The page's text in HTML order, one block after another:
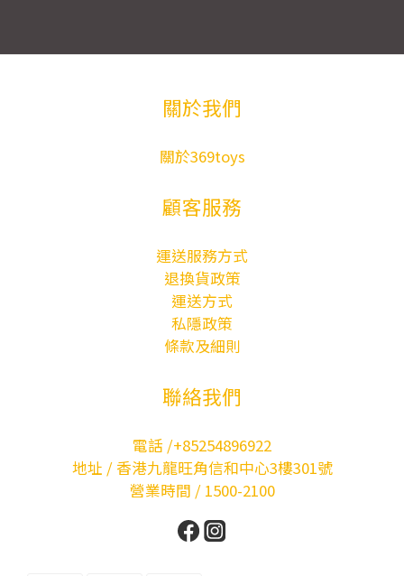
關於我們
關於369toys
顧客服務
運送服務方式
退換貨政策
運送方式
私隱政策
條款及細則
聯絡我們
電話 /+85254896922
地址 / 香港九龍旺角信和中心3樓301號
營業時間 / 1500-2100